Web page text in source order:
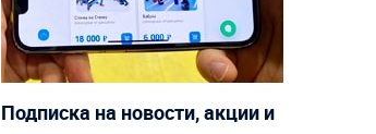
Подписка на новости, акции и